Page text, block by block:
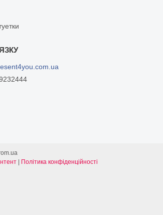
Політика конфіденційності